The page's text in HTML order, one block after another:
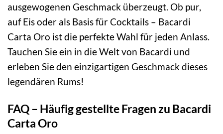
ausgewogenen Geschmack überzeugt. Ob pur,
auf Eis oder als Basis für Cocktails – Bacardi
Carta Oro ist die perfekte Wahl für jeden Anlass.
Tauchen Sie ein in die Welt von Bacardi und
erleben Sie den einzigartigen Geschmack dieses
legendären Rums!
FAQ – Häufig gestellte Fragen zu Bacardi
Carta Oro